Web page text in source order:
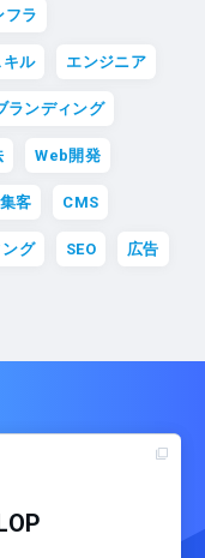
フラ
キル エンジニア
ランディング
Web開発
客 CMS
ング SEO 広告